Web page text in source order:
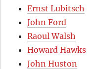
Ernst Lubitsch
John Ford
Raoul Walsh
Howard Hawks
John Huston